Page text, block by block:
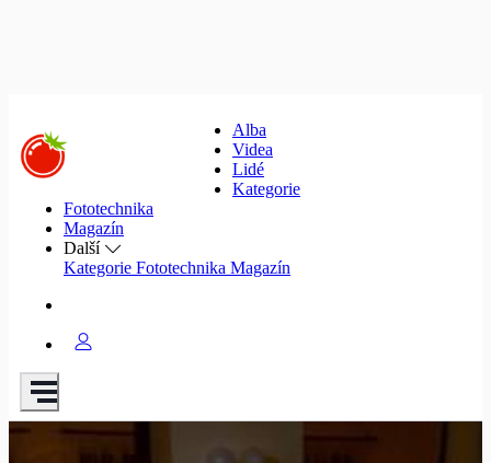
Alba
Videa
Lidé
Kategorie
Fototechnika
Magazín
Další
Kategorie Fototechnika Magazín